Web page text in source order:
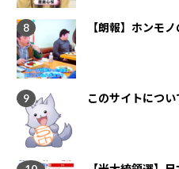
【朗報】ホンモ
このサイトについ